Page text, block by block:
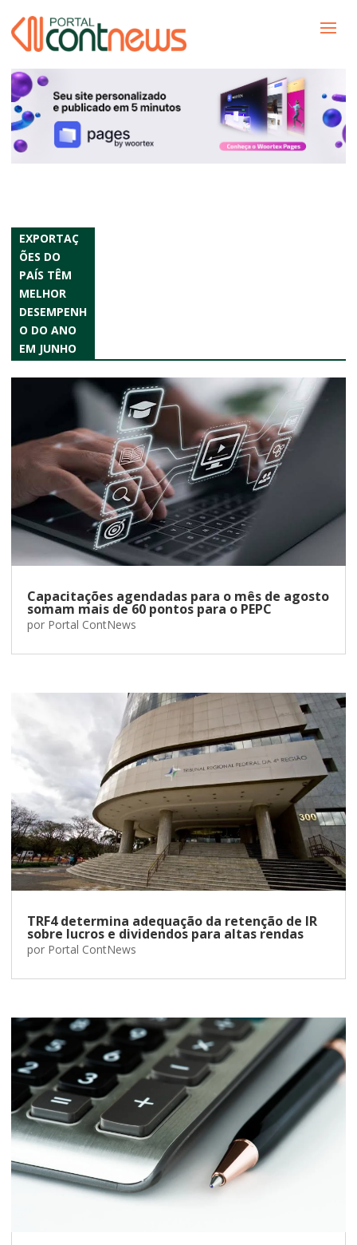
EXPORTAÇ
ÕES DO
PAÍS TÊM
MELHOR
DESEMPENH
O DO ANO
EM JUNHO
Capacitações agendadas para o mês de agosto
somam mais de 60 pontos para o PEPC
por Portal ContNews
TRF4 determina adequação da retenção de IR
sobre lucros e dividendos para altas rendas
por Portal ContNews